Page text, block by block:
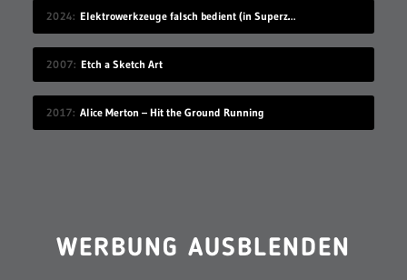
2024 Elektrowerkzeuge falsch bedient (in Superzeitlupe)
2007 Etch a Sketch Art
2017 Alice Merton – Hit the Ground Running
WERBUNG AUSBLENDEN